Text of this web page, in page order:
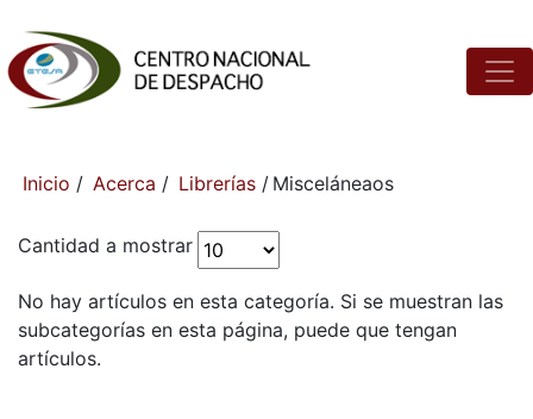
Inicio / Acerca / Librerías / Misceláneaos
Cantidad a mostrar
No hay artículos en esta categoría. Si se muestran las
subcategorías en esta página, puede que tengan
artículos.